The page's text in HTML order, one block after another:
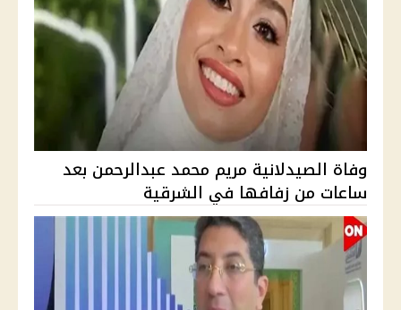
وفاة الصيدلانية مريم محمد عبدالرحمن بعد
ساعات من زفافها في الشرقية